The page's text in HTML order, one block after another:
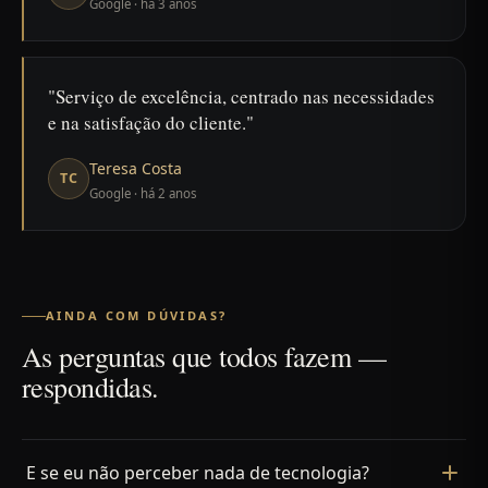
Google · há 3 anos
Serviço de excelência, centrado nas necessidades
e na satisfação do cliente.
TC Teresa Costa
Google · há 2 anos
AINDA COM DÚVIDAS?
As perguntas que todos fazem —
respondidas.
E se eu não perceber nada de tecnologia?